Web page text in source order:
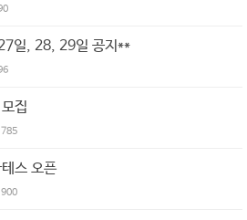
일, 28, 29일 공지**
집
스 오픈